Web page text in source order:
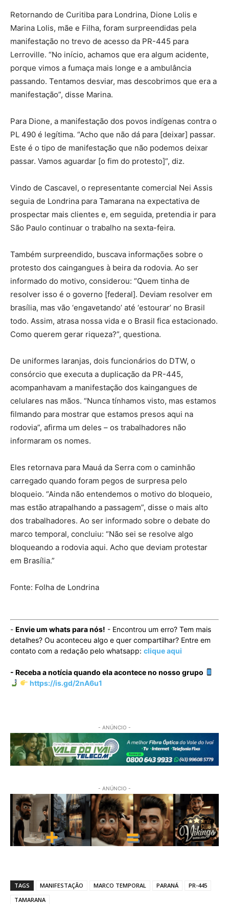
Retornando de Curitiba para Londrina, Dione Lolis e
Marina Lolis, mãe e Filha, foram surpreendidas pela
manifestação no trevo de acesso da PR-445 para
Lerroville. “No início, achamos que era algum acidente,
porque vimos a fumaça mais longe e a ambulância
passando. Tentamos desviar, mas descobrimos que era a
manifestação”, disse Marina.
Para Dione, a manifestação dos povos indígenas contra o
PL 490 é legítima. “Acho que não dá para [deixar] passar.
Este é o tipo de manifestação que não podemos deixar
passar. Vamos aguardar [o fim do protesto]”, diz.
Vindo de Cascavel, o representante comercial Nei Assis
seguia de Londrina para Tamarana na expectativa de
prospectar mais clientes e, em seguida, pretendia ir para
São Paulo continuar o trabalho na sexta-feira.
Também surpreendido, buscava informações sobre o
protesto dos caingangues à beira da rodovia. Ao ser
informado do motivo, considerou: “Quem tinha de
resolver isso é o governo [federal]. Deviam resolver em
brasília, mas vão ‘engavetando’ até ‘estourar’ no Brasil
todo. Assim, atrasa nossa vida e o Brasil fica estacionado.
Como querem gerar riqueza?”, questiona.
De uniformes laranjas, dois funcionários do DTW, o
consórcio que executa a duplicação da PR-445,
acompanhavam a manifestação dos kaingangues de
celulares nas mãos. “Nunca tínhamos visto, mas estamos
filmando para mostrar que estamos presos aqui na
rodovia”, afirma um deles – os trabalhadores não
informaram os nomes.
Eles retornava para Mauá da Serra com o caminhão
carregado quando foram pegos de surpresa pelo
bloqueio. “Ainda não entendemos o motivo do bloqueio,
mas estão atrapalhando a passagem”, disse o mais alto
dos trabalhadores. Ao ser informado sobre o debate do
marco temporal, concluiu: “Não sei se resolve algo
bloqueando a rodovia aqui. Acho que deviam protestar
em Brasília.”
Fonte: Folha de Londrina
- Envie um whats para nós! - Encontrou um erro? Tem mais
detalhes? Ou aconteceu algo e quer compartilhar? Entre em
contato com a redação pelo whatsapp: clique aqui
- Receba a notícia quando ela acontece no nosso grupo
https://is.gd/2nA6u1
- ANÚNCIO -
- ANÚNCIO -
TAGS MANIFESTAÇÃO MARCO TEMPORAL PARANÁ
PR-445
TAMARANA